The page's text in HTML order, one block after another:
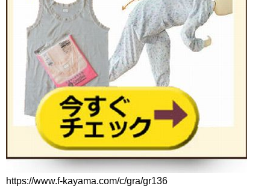
https://www.f-kayama.com/c/gra/gr136